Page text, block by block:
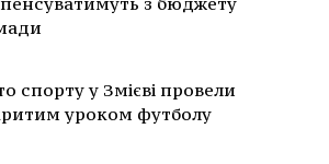
спорту у Змієві провели
уроком футболу